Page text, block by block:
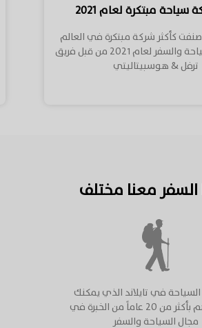
سياحة مبتكرة لعام ٢٠٢١
كأكثر شركة مبتكرة في العالم
في مجال السياحة والسفر لعام ٢٠٢١ من قبل فريق
ترفل & هوسبيتاليتي
السفر معنا مختلف
السياحة في تايلاند الذي يمكنك
الوثوق بهم بأكثر من ٢٠ عاماً من الخبرة في
مجال السياحة والسفر